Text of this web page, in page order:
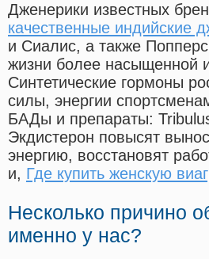
Дженерики известных
качественные индийские
и Сиалис, а также
жизни более насыщенной
Синтетические гормоны
силы, энергии
БАДы и препараты:
Экдистерон повысят
энергию, восстановят
и, Где купить женскую
Несколько причино
именно у нас?